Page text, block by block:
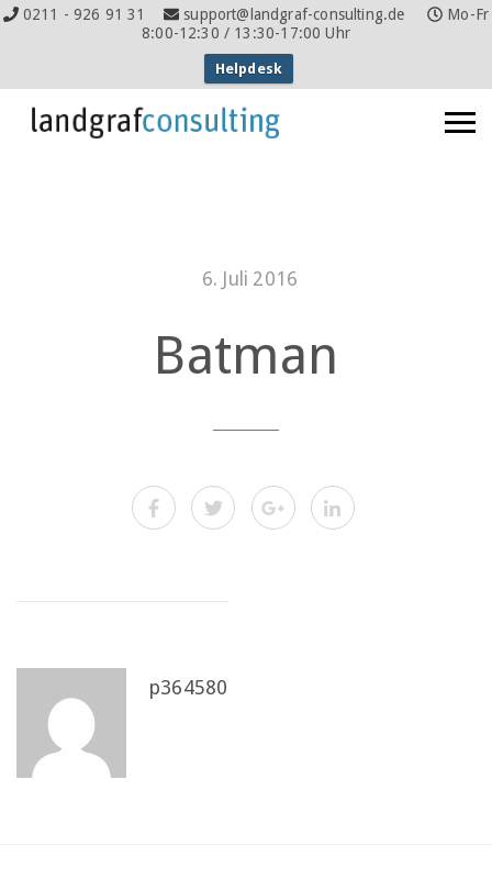
0211 - 926 91 31 support@landgraf-consulting.de
Mo-Fr
8:00-12:30 / 13:30-17:00 Uhr
Helpdesk
6. Juli 2016
Batman
p364580